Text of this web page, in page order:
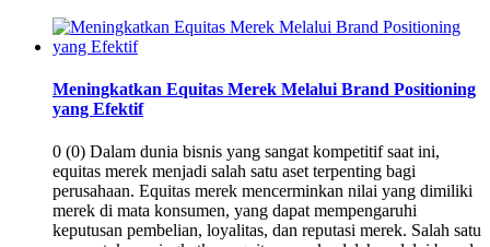
Meningkatkan Equitas Merek Melalui Brand Positioning
yang Efektif
0 (0) Dalam dunia bisnis yang sangat kompetitif saat ini,
equitas merek menjadi salah satu aset terpenting bagi
perusahaan. Equitas merek mencerminkan nilai yang dimiliki
merek di mata konsumen, yang dapat mempengaruhi
keputusan pembelian, loyalitas, dan reputasi merek. Salah satu